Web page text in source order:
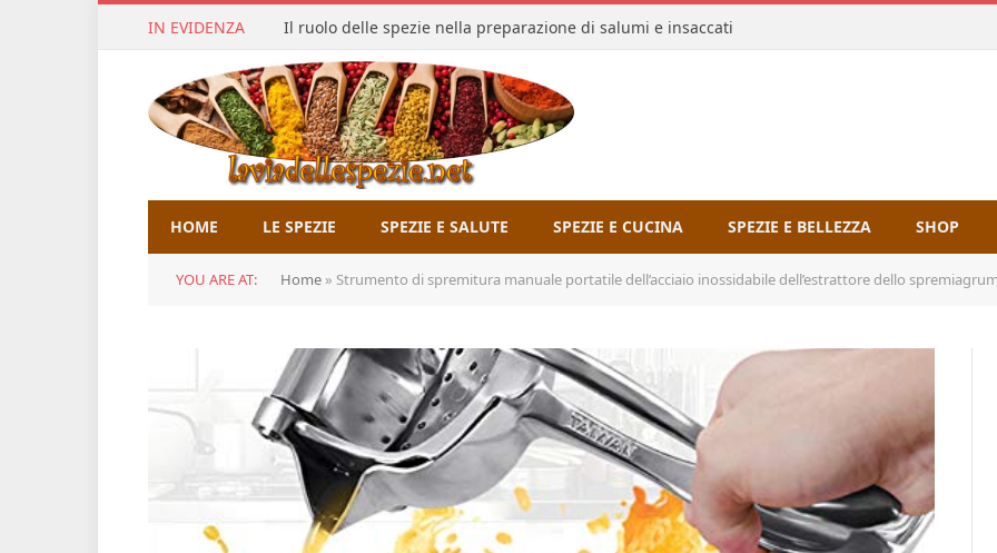
IN EVIDENZA Il ruolo delle spezie nella preparazione di salumi e insaccati
HOME LE SPEZIE SPEZIE E SALUTE SPEZIE E CUCINA SPEZIE E BELLEZZA SHOP
YOU ARE AT: Home » Strumento di spremitura manuale portatile dell’acciaio inossidabile dell’estrattore dello spremiagrumi del succo